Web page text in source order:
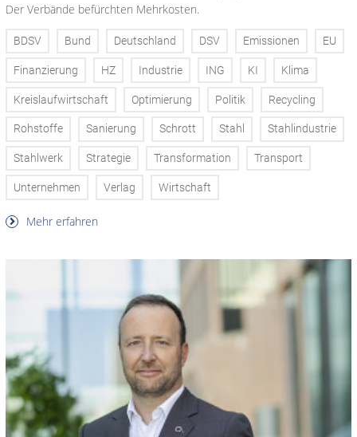
Der Verbände befürchten Mehrkosten.
BDSV Bund Deutschland DSV Emissionen EU
Finanzierung HZ Industrie ING KI Klima
Kreislaufwirtschaft Optimierung Politik Recycling
Rohstoffe Sanierung Schrott Stahl Stahlindustrie
Stahlwerk Strategie Transformation Transport
Unternehmen Verlag Wirtschaft
Mehr erfahren